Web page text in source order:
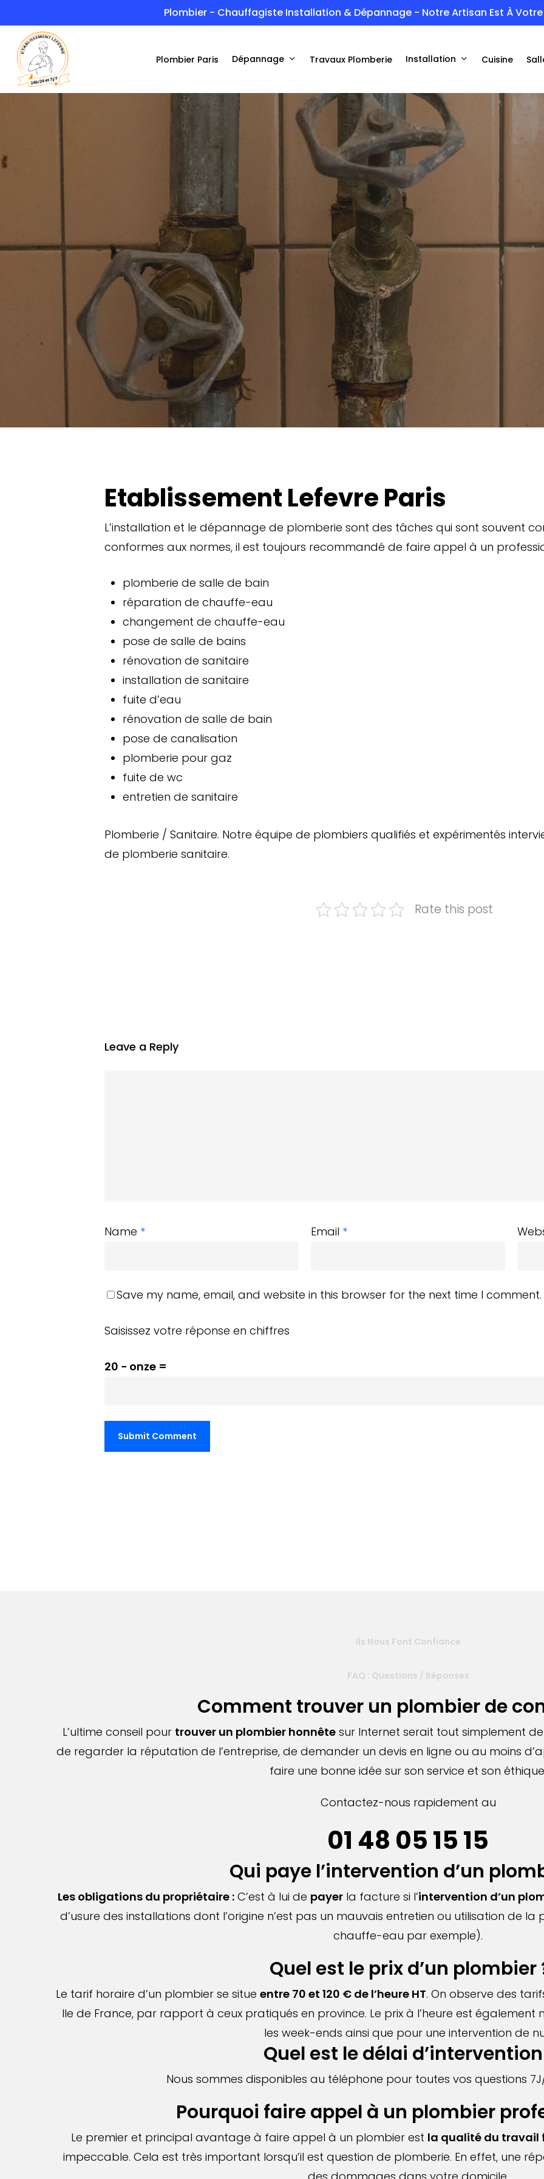
to
main
content
Plombier - Chauffagiste Installation & Dépannage - Notre Artisan Est À Votre
Plombier Paris Dépannage Travaux Plomberie Installation Cuisine
Etablissement Lefevre Paris
L’installation et le dépannage de plomberie sont des tâches qui sont souvent
conformes aux normes, il est toujours recommandé de faire appel à un
plomberie de salle de bain
réparation de chauffe-eau
changement de chauffe-eau
pose de salle de bains
rénovation de sanitaire
installation de sanitaire
fuite d’eau
rénovation de salle de bain
pose de canalisation
plomberie pour gaz
fuite de wc
entretien de sanitaire
Plomberie / Sanitaire. Notre équipe de plombiers qualifiés et expérimentés
de plomberie sanitaire.
Rate this post
Leave a Reply
Name * Email *
Save my name, email, and website in this browser for the next time I comment.
Saisissez votre réponse en chiffres
20 − onze =
Ils Nous Font Confiance
FAQ : Questions / Réponses
Comment trouver un plombier de
L’ultime conseil pour trouver un plombier honnêtesur Internet serait tout simplement
de regarder la réputation de l’entreprise, de demander un devis en ligne ou au moins
faire une bonne idée sur son service et son
Contactez-nous rapidement au
01 48 05 15 15
Qui paye l’intervention d’un
Les obligations du propriétaire :C’est à lui de payerla facture si l’intervention d’un
d’usure des installations dont l’origine n’est pas un mauvais entretien ou utilisation de
chauffe-eau par exemple).
Quel est le prix d’un plombier
Le tarif horaire d’un plombier se situe entre 70 et 120 € de l’heure HT. On observe des
Ile de France, par rapport à ceux pratiqués en province. Le prix à l’heure est également
les week-ends ainsi que pour une intervention de
Quel est le délai
Nous sommes disponibles au téléphone pour toutes vos questions
Pourquoi faire appel à un plombier
Le premier et principal avantage à faire appel à un plombier est la qualité du travail
impeccable. Cela est très important lorsqu’il est question de plomberie. En effet, une